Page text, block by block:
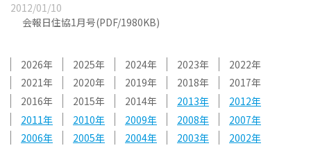
2012/01/10
会報日住協1月号(PDF/1980KB)
2026 2025 2024 2023
2022
2021
2020 2019 2018
2017
2016
2015 2014 2013
2012
2011
2010 2009 2008
2007
2006
2005 2004 2003
2002